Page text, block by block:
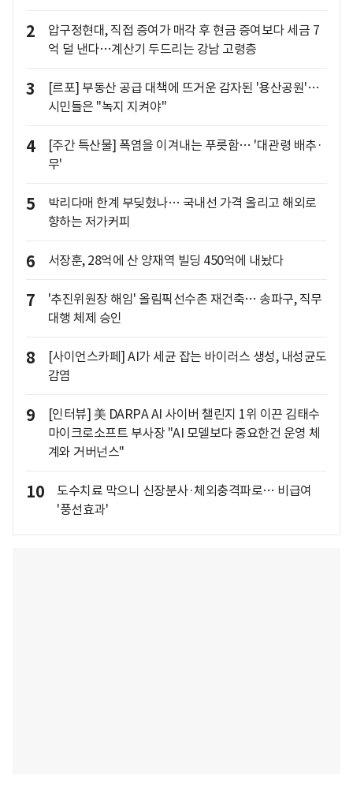
2
압구정현대, 직접 증여가 매각 후 현금 증여보다 세금 7
억 덜 낸다…계산기 두드리는 강남 고령층
3
[르포] 부동산 공급 대책에 뜨거운 감자된 '용산공원'…
시민들은 "녹지 지켜야"
4
[주간 특산물] 폭염을 이겨내는 푸릇함… '대관령 배추·
무'
5
박리다매 한계 부딪혔나… 국내선 가격 올리고 해외로
향하는 저가커피
6 서장훈, 28억에 산 양재역 빌딩 450억에 내놨다
7
'추진위원장 해임' 올림픽선수촌 재건축… 송파구, 직무
대행 체제 승인
8
[사이언스카페] AI가 세균 잡는 바이러스 생성, 내성균도
감염
9
[인터뷰] 美 DARPA AI 사이버 챌린지 1위 이끈 김태수
마이크로소프트 부사장 "AI 모델보다 중요한건 운영 체
계와 거버넌스"
10
도수치료 막으니 신장분사·체외충격파로… 비급여
'풍선효과'